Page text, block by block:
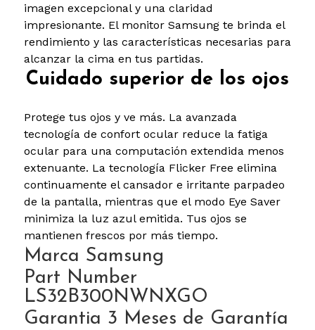
imagen excepcional y una claridad
impresionante. El monitor Samsung te brinda el
rendimiento y las características necesarias para
alcanzar la cima en tus partidas.
Cuidado superior de los ojos
Protege tus ojos y ve más. La avanzada
tecnología de confort ocular reduce la fatiga
ocular para una computación extendida menos
extenuante. La tecnología Flicker Free elimina
continuamente el cansador e irritante parpadeo
de la pantalla, mientras que el modo Eye Saver
minimiza la luz azul emitida. Tus ojos se
mantienen frescos por más tiempo.
Marca Samsung
Part Number
LS32B300NWNXGO
Garantia 3 Meses de Garantía